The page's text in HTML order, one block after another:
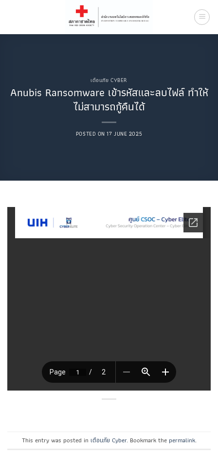
เตือนภัย CYBER
Anubis Ransomware เข้ารหัสและลบไฟล์ ทำให้
ไม่สามารถกู้คืนได้
POSTED ON17 JUNE 2025
This entry was posted in เตือนภัย Cyber. Bookmark the permalink.